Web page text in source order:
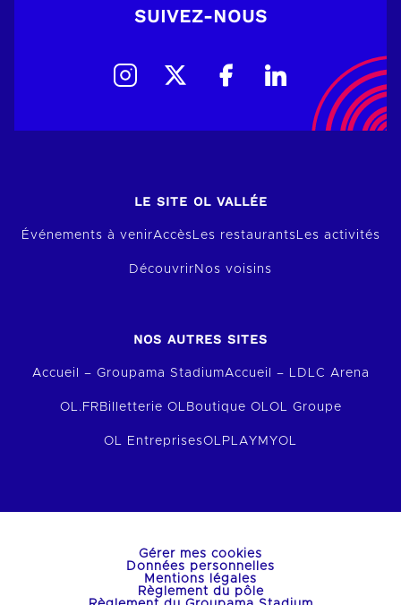
SUIVEZ-NOUS
LE SITE OL VALLÉE
Événements à venirAccèsLes restaurantsLes activités
Découvrir Nos voisins
NOS AUTRES SITES
Accueil – Groupama StadiumAccueil – LDLC Arena
OL.FR Billetterie OL Boutique OLOL Groupe
OL EntreprisesOLPLAY MYOL
Gérer mes cookies
Données personnelles
Mentions légales
Règlement du pôle